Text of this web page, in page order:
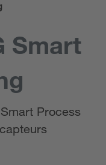
Smart
Process